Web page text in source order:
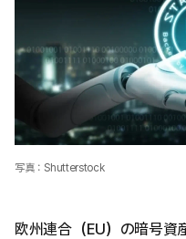
写真：Shutterstock
欧州連合（EU）の暗号資